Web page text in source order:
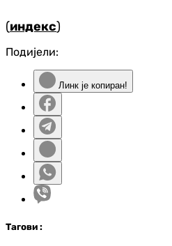
(индекс)
Подијели:
Линк је копиран!
Тагови :